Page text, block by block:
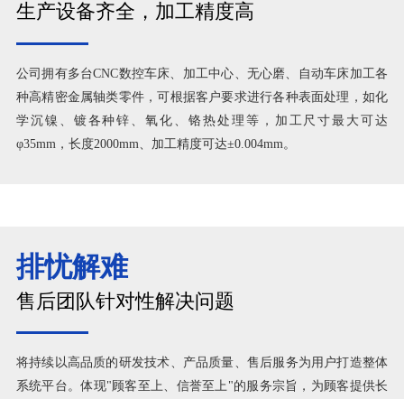
生产设备齐全，加工精度高
公司拥有多台CNC数控车床、加工中心、无心磨、自动车床加工各
种高精密金属轴类零件，可根据客户要求进行各种表面处理，如化
学沉镍、镀各种锌、氧化、铬热处理等，加工尺寸最大可达
φ35mm，长度2000mm、加工精度可达±0.004mm。
排忧解难
售后团队针对性解决问题
将持续以高品质的研发技术、产品质量、售后服务为用户打造整体
系统平台。体现"顾客至上、信誉至上"的服务宗旨，为顾客提供长